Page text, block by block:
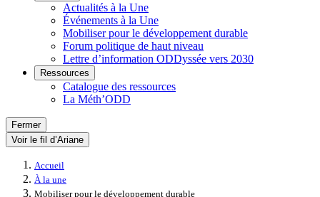
Actualités à la Une
Événements à la Une
Mobiliser pour le développement durable
Forum politique de haut niveau
Lettre d’information ODDyssée vers 2030
Ressources
Catalogue des ressources
La Méth’ODD
Fermer
Voir le fil d’Ariane
Accueil
À la une
Mobiliser pour le développement durable